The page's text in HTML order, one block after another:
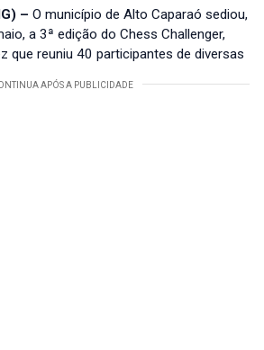
– O município de Alto Caparaó sediou,
a 3ª edição do Chess Challenger,
que reuniu 40 participantes de diversas